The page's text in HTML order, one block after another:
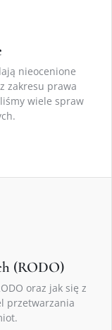
nieocenione
zakresu prawa
wiele spraw
(RODO)
oraz jak się z
przetwarzania